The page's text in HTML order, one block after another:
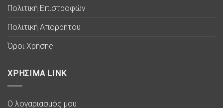
Πολιτική Επιστροφών
Πολιτική Απορρήτου
Όροι Χρήσης
ΧΡΗΣΙΜΑ LINK
Ο λογαριασμός μου